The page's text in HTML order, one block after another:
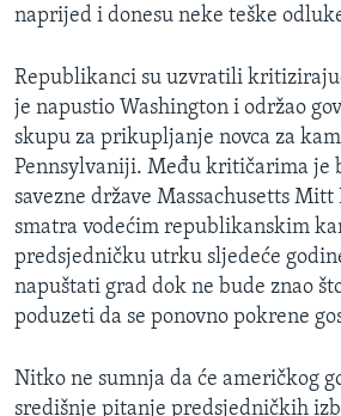
naprijed i donesu neke teške
Republikanci su uzvratili
je napustio Washington i održao
skupu za prikupljanje novca za
Pennsylvaniji. Među kritičarima je
savezne države Massachusetts Mitt
smatra vodećim republikanskim
predsjedničku utrku sljedeće
napuštati grad dok ne bude znao
poduzeti da se ponovno pokrene
Nitko ne sumnja da će američkog
središnje pitanje predsjedničkih